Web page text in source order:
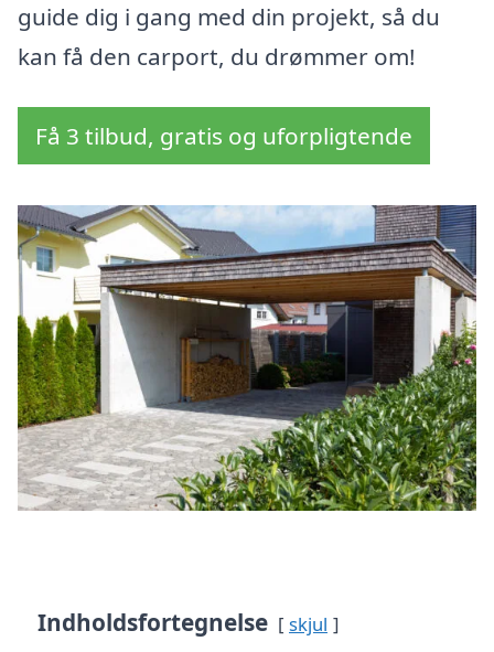
guide dig i gang med din projekt, så du
kan få den carport, du drømmer om!
Få 3 tilbud, gratis og uforpligtende
Indholdsfortegnelse skjul